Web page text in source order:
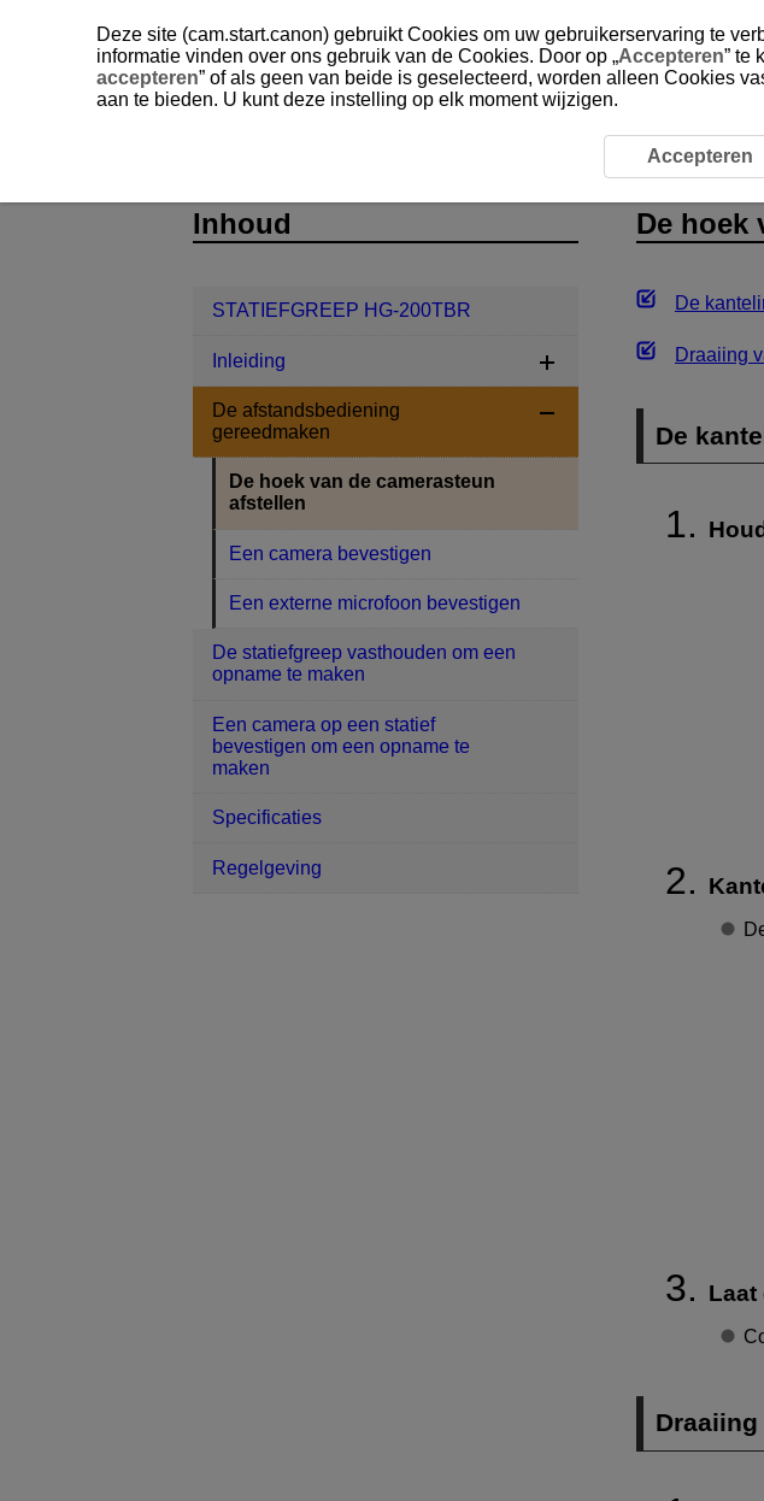
STATIEFGREEP HG-200TBR De afstandsbediening
De hoek
De
Draaiing
De
Laat
Inhoud
STATIEFGREEP HG-200TBR
Inleiding
De afstandsbediening
gereedmaken
De hoek van de camerasteun
afstellen
Een camera bevestigen
Een externe microfoon bevestigen
De statiefgreep vasthouden om een
opname te maken
Een camera op een statief
bevestigen om een opname te
maken
Specificaties
Regelgeving
Deze site (cam.start.canon) gebruikt Cookies om uw gebruikerservaring te
informatie vinden over ons gebruik van de Cookies. Door op „Accepteren” te
accepteren” of als geen van beide is geselecteerd, worden alleen Cookies
aan te bieden. U kunt deze instelling op elk moment wijzigen.
Accepteren